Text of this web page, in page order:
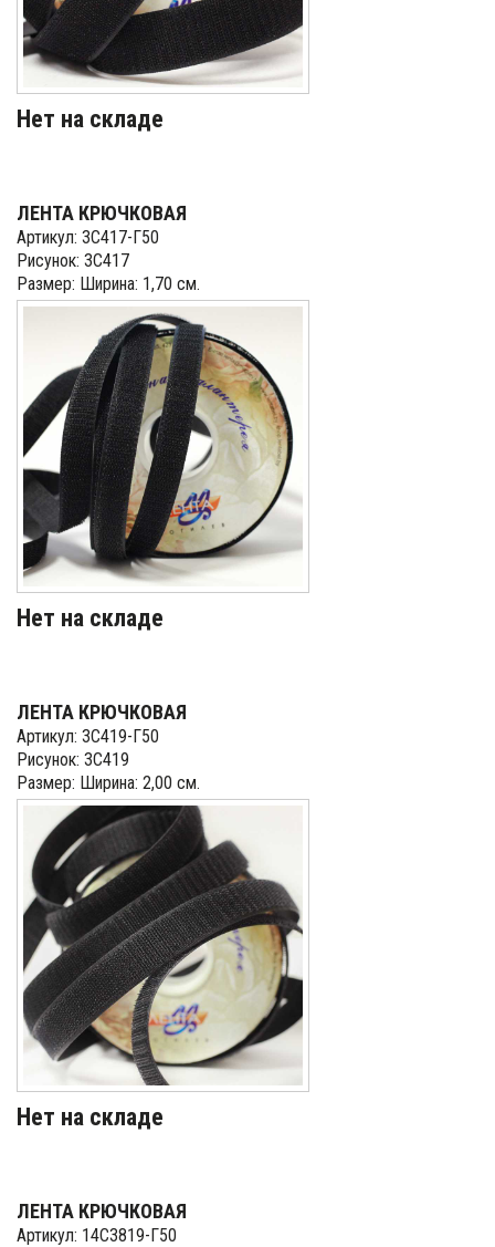
Нет на складе
ЛЕНТА КРЮЧКОВАЯ
Артикул: 3С417-Г50
Рисунок: 3С417
Размер: Ширина: 1,70 см.
Нет на складе
ЛЕНТА КРЮЧКОВАЯ
Артикул: 3С419-Г50
Рисунок: 3С419
Размер: Ширина: 2,00 см.
Нет на складе
ЛЕНТА КРЮЧКОВАЯ
Артикул: 14С3819-Г50